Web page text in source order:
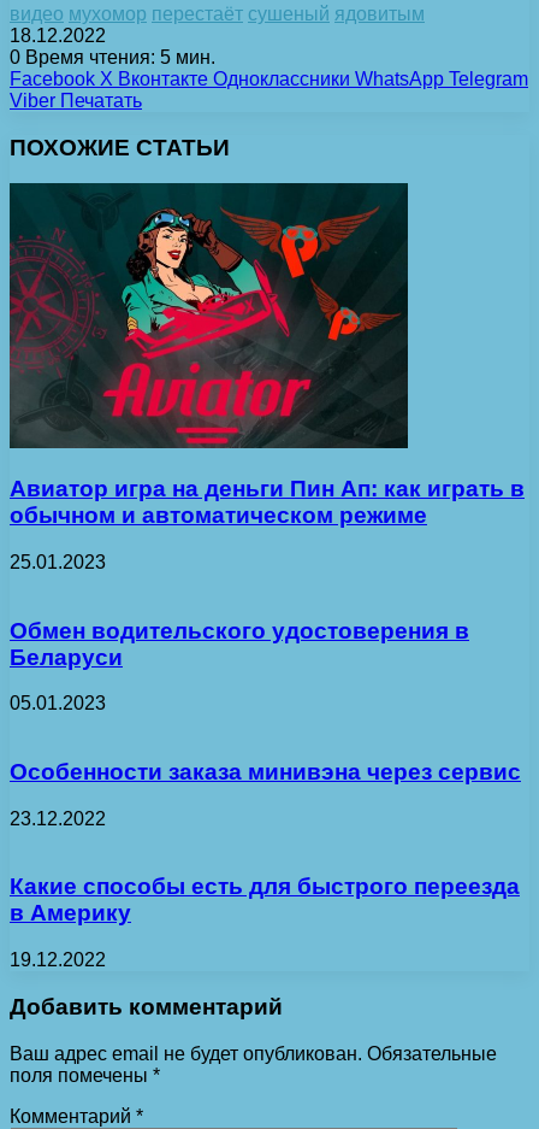
видео мухомор перестаёт сушеный ядовитым
18.12.2022
0 Время чтения: 5 мин.
Facebook X Вконтакте Одноклассники WhatsApp Telegram
Viber Печатать
ПОХОЖИЕ СТАТЬИ
Авиатор игра на деньги Пин Ап: как играть в
обычном и автоматическом режиме
25.01.2023
Обмен водительского удостоверения в
Беларуси
05.01.2023
Особенности заказа минивэна через сервис
23.12.2022
Какие способы есть для быстрого переезда
в Америку
19.12.2022
Добавить комментарий
Ваш адрес email не будет опубликован. Обязательные
поля помечены *
Комментарий *